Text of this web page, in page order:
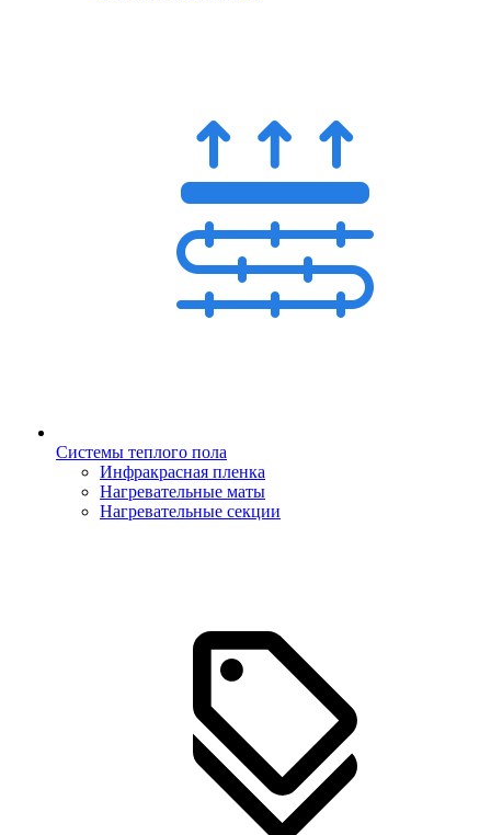
Системы теплого пола
Инфракрасная пленка
Нагревательные маты
Нагревательные секции